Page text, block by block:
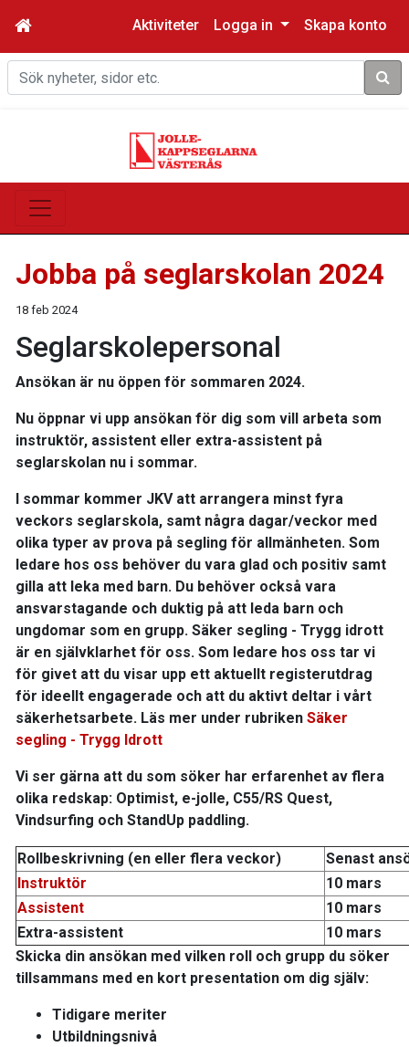
Aktiviteter Logga in Skapa konto
Sök
Jobba på seglarskolan 2024
18 feb 2024
Seglarskolepersonal
Ansökan är nu öppen för sommaren 2024.
Nu öppnar vi upp ansökan för dig som vill arbeta som
instruktör, assistent eller extra-assistent på
seglarskolan nu i sommar.
I sommar kommer JKV att arrangera minst fyra
veckors seglarskola, samt några dagar/veckor med
olika typer av prova på segling för allmänheten. Som
ledare hos oss behöver du vara glad och positiv samt
gilla att leka med barn. Du behöver också vara
ansvarstagande och duktig på att leda barn och
ungdomar som en grupp. Säker segling - Trygg idrott
är en självklarhet för oss. Som ledare hos oss tar vi
för givet att du visar upp ett aktuellt registerutdrag
för ideellt engagerade och att du aktivt deltar i vårt
säkerhetsarbete. Läs mer under rubriken Säker
segling - Trygg Idrott
Vi ser gärna att du som söker har erfarenhet av flera
olika redskap: Optimist, e-jolle, C55/RS Quest,
Vindsurfing och StandUp paddling.
Rollbeskrivning (en eller flera veckor)
Senast
Instruktör
10 mars
Assistent
10 mars
Extra-assistent
10 mars
Skicka din ansökan med vilken roll och grupp du söker
tillsammans med en kort presentation om dig själv:
Tidigare meriter
Utbildningsnivå